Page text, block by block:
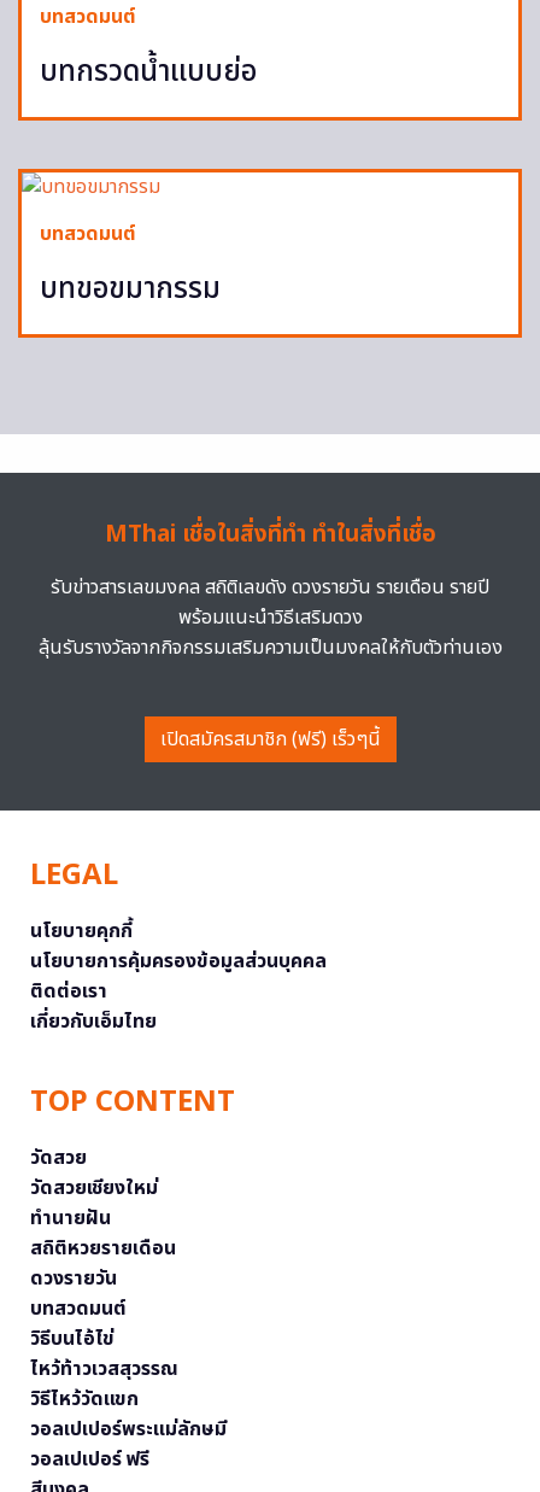
บทสวดมนต์
บทกรวดน้ำแบบย่อ
บทสวดมนต์
บทขอขมากรรม
MThai เชื่อในสิ่งที่ทำ ทำในสิ่งที่เชื่อ
รับข่าวสารเลขมงคล สถิติเลขดัง ดวงรายวัน รายเดือน รายปี
พร้อมแนะนำวิธีเสริมดวง
ลุ้นรับรางวัลจากกิจกรรมเสริมความเป็นมงคลให้กับตัวท่านเอง
เปิดสมัครสมาชิก (ฟรี) เร็วๆนี้
LEGAL
นโยบายคุกกี้
นโยบายการคุ้มครองข้อมูลส่วนบุคคล
ติดต่อเรา
เกี่ยวกับเอ็มไทย
TOP CONTENT
วัดสวย
วัดสวยเชียงใหม่
ทำนายฝัน
สถิติหวยรายเดือน
ดวงรายวัน
บทสวดมนต์
วิธีบนไอ้ไข่
ไหว้ท้าวเวสสุวรรณ
วิธีไหว้วัดแขก
วอลเปเปอร์พระแม่ลักษมี
วอลเปเปอร์ ฟรี